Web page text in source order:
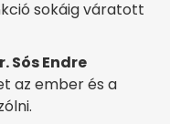
sokáig váratott
Sós Endre
az ember és a